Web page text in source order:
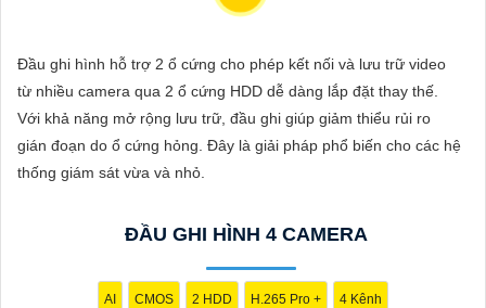
VỤ
Việc chọn đầu ghi 4 kênh giá rẻ cần phải xem xét một số yếu tố
như chất lượng hình ảnh, tính năng và giá cả. Dưới đây là một
1080p, hỗ trợ nhiều chuẩn ghi hình, tính năng thông minh và giá
Đầu ghi KBVision KX-304AHD: Một lựa chọn khác với giá
Đầu ghi hình hỗ trợ 2 ổ cứng cho phép kết nối và lưu trữ video
từ nhiều camera qua 2 ổ cứng HDD dễ dàng lắp đặt thay thế.
Với khả năng mở rộng lưu trữ, đầu ghi giúp giảm thiểu rủi ro
gián đoạn do ổ cứng hỏng. Đây là giải pháp phổ biến cho các hệ
thống giám sát vừa và nhỏ.
ĐẦU GHI HÌNH 4 CAMERA
AI CMOS 2 HDD H.265 Pro + 4 Kênh